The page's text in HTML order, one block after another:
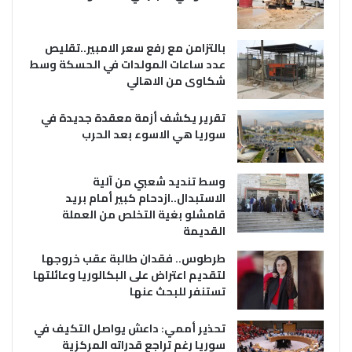
بالتزامن مع رفع سعر الامبير..تقليص
عدد ساعات المولدات في الحسكة وسط
شكاوى من الاهالي
تقرير يكشف أزمة معقدة جديدة في
سوريا هي الاسوء بعد الحرب
وسط تنديد شعبي من آلية
الاستبدال..ازدحام كبير أمام بريد
قامشلو بغية التخلص من العملة
القديمة
طرطوس.. فقدان طالبة عقب خروجها
لتقديم اعتراض على البكالوريا وعائلتها
تستنفر للبحث عنها
تحذير أممي: داعش يواصل التكيف في
سوريا رغم تراجع قدراته المركزية